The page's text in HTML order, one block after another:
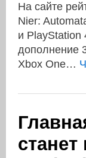
На сайте
Nier:
и PlayStation
дополнение
Xbox One…